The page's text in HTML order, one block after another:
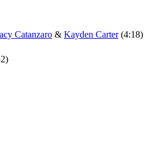
Catanzaro & Kayden Carter(4:18)